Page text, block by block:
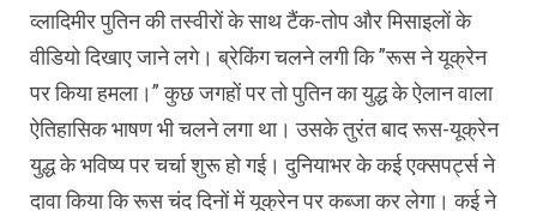
व्लादिमीर पुतिन की तस्वीरों के साथ टैंक-तोप और मिसाइलों के
वीडियो दिखाए जाने लगे। ब्रेकिंग चलने लगी कि ”रूस ने यूक्रेन
पर किया हमला।” कुछ जगहों पर तो पुतिन का युद्ध के ऐलान वाला
ऐतिहासिक भाषण भी चलने लगा था। उसके तुरंत बाद रूस-यूक्रेन
युद्ध के भविष्य पर चर्चा शुरू हो गई। दुनियाभर के कई एक्सपर्ट्स ने
दावा किया कि रूस चंद दिनों में यूक्रेन पर कब्जा कर लेगा। कई ने